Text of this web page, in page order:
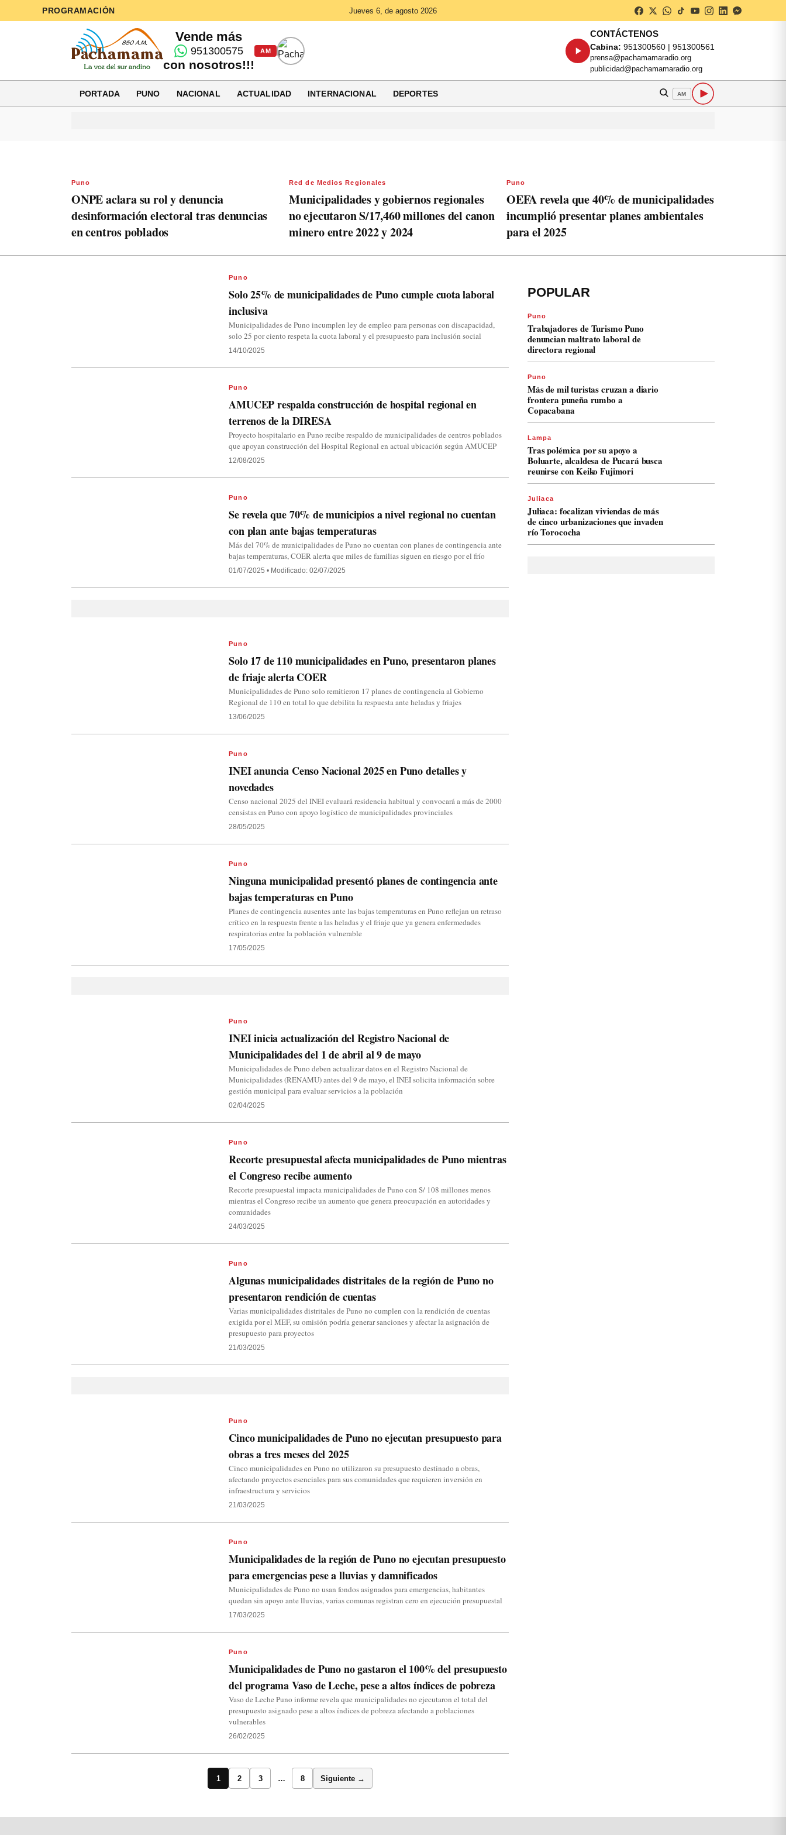
PROGRAMACIÓN Jueves 6, de agosto 2026
Vende más
951300575
con nosotros!!!
AM
CONTÁCTENOS
Cabina: 951300560 | 951300561
prensa@pachamamaradio.org
publicidad@pachamamaradio.org
PORTADA PUNO NACIONAL ACTUALIDAD INTERNACIONAL DEPORTES AM
Puno
ONPE aclara su rol y denuncia
desinformación electoral tras denuncias
en centros poblados
Red de Medios Regionales
Municipalidades y gobiernos regionales
no ejecutaron S/17,460 millones del canon
minero entre 2022 y 2024
Puno
OEFA revela que 40% de municipalidades
incumplió presentar planes ambientales
para el 2025
Puno
Solo 25% de municipalidades de Puno cumple cuota laboral
inclusiva
Municipalidades de Puno incumplen ley de empleo para personas con discapacidad,
solo 25 por ciento respeta la cuota laboral y el presupuesto para inclusión social
14/10/2025
Puno
AMUCEP respalda construcción de hospital regional en
terrenos de la DIRESA
Proyecto hospitalario en Puno recibe respaldo de municipalidades de centros poblados
que apoyan construcción del Hospital Regional en actual ubicación según AMUCEP
12/08/2025
Puno
Se revela que 70% de municipios a nivel regional no cuentan
con plan ante bajas temperaturas
Más del 70% de municipalidades de Puno no cuentan con planes de contingencia ante
bajas temperaturas, COER alerta que miles de familias siguen en riesgo por el frío
01/07/2025 • Modificado: 02/07/2025
Puno
Solo 17 de 110 municipalidades en Puno, presentaron planes
de friaje alerta COER
Municipalidades de Puno solo remitieron 17 planes de contingencia al Gobierno
Regional de 110 en total lo que debilita la respuesta ante heladas y friajes
13/06/2025
Puno
INEI anuncia Censo Nacional 2025 en Puno detalles y
novedades
Censo nacional 2025 del INEI evaluará residencia habitual y convocará a más de 2000
censistas en Puno con apoyo logístico de municipalidades provinciales
28/05/2025
Puno
Ninguna municipalidad presentó planes de contingencia ante
bajas temperaturas en Puno
Planes de contingencia ausentes ante las bajas temperaturas en Puno reflejan un retraso
crítico en la respuesta frente a las heladas y el friaje que ya genera enfermedades
respiratorias entre la población vulnerable
17/05/2025
Puno
INEI inicia actualización del Registro Nacional de
Municipalidades del 1 de abril al 9 de mayo
Municipalidades de Puno deben actualizar datos en el Registro Nacional de
Municipalidades (RENAMU) antes del 9 de mayo, el INEI solicita información sobre
gestión municipal para evaluar servicios a la población
02/04/2025
Puno
Recorte presupuestal afecta municipalidades de Puno mientras
el Congreso recibe aumento
Recorte presupuestal impacta municipalidades de Puno con S/ 108 millones menos
mientras el Congreso recibe un aumento que genera preocupación en autoridades y
comunidades
24/03/2025
Puno
Algunas municipalidades distritales de la región de Puno no
presentaron rendición de cuentas
Varias municipalidades distritales de Puno no cumplen con la rendición de cuentas
exigida por el MEF, su omisión podría generar sanciones y afectar la asignación de
presupuesto para proyectos
21/03/2025
Puno
Cinco municipalidades de Puno no ejecutan presupuesto para
obras a tres meses del 2025
Cinco municipalidades en Puno no utilizaron su presupuesto destinado a obras,
afectando proyectos esenciales para sus comunidades que requieren inversión en
infraestructura y servicios
21/03/2025
Puno
Municipalidades de la región de Puno no ejecutan presupuesto
para emergencias pese a lluvias y damnificados
Municipalidades de Puno no usan fondos asignados para emergencias, habitantes
quedan sin apoyo ante lluvias, varias comunas registran cero en ejecución presupuestal
17/03/2025
Puno
Municipalidades de Puno no gastaron el 100% del presupuesto
del programa Vaso de Leche, pese a altos índices de pobreza
Vaso de Leche Puno informe revela que municipalidades no ejecutaron el total del
presupuesto asignado pese a altos índices de pobreza afectando a poblaciones
vulnerables
26/02/2025
1 2 3 … 8 Siguiente →
POPULAR
Puno
Trabajadores de Turismo Puno
denuncian maltrato laboral de
directora regional
Puno
Más de mil turistas cruzan a diario
frontera puneña rumbo a
Copacabana
Lampa
Tras polémica por su apoyo a
Boluarte, alcaldesa de Pucará busca
reunirse con Keiko Fujimori
Juliaca
Juliaca: focalizan viviendas de más
de cinco urbanizaciones que invaden
río Torococha